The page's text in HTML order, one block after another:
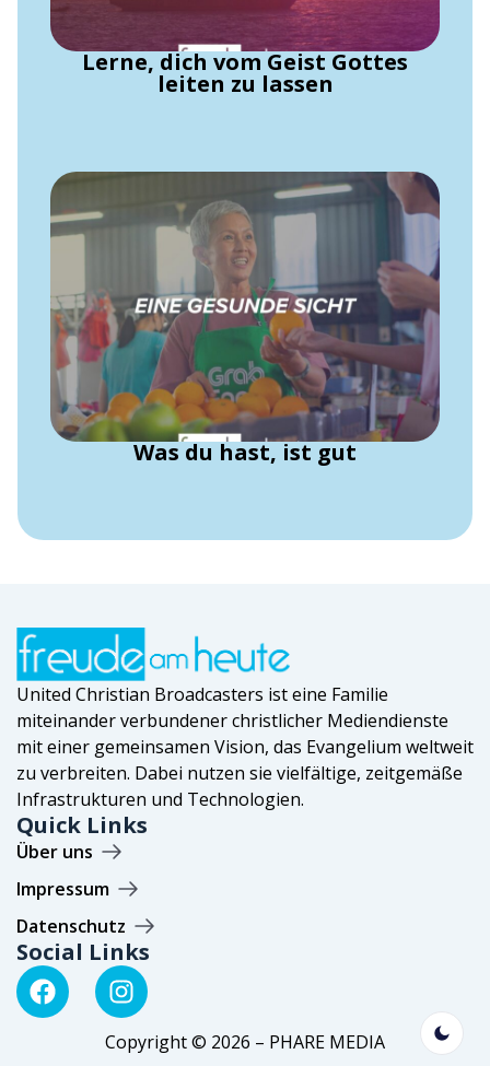
Lerne, dich vom Geist Gottes
leiten zu lassen
Was du hast, ist gut
United Christian Broadcasters ist eine Familie
miteinander verbundener christlicher Mediendienste
mit einer gemeinsamen Vision, das Evangelium weltweit
zu verbreiten. Dabei nutzen sie vielfältige, zeitgemäße
Infrastrukturen und Technologien.
Quick Links
Über uns
Impressum
Datenschutz
Social Links
Copyright © 2026 – PHARE MEDIA